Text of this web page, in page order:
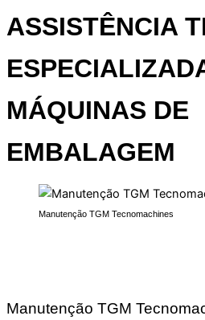
ASSISTÊNCIA
MÁQUINAS DE
EMBALAGEM
Manutenção TGM Tecnomachines
Manutenção TGM